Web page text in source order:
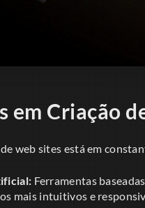
em Criação
web sites está em
Ferramentas
mais intuitivos e